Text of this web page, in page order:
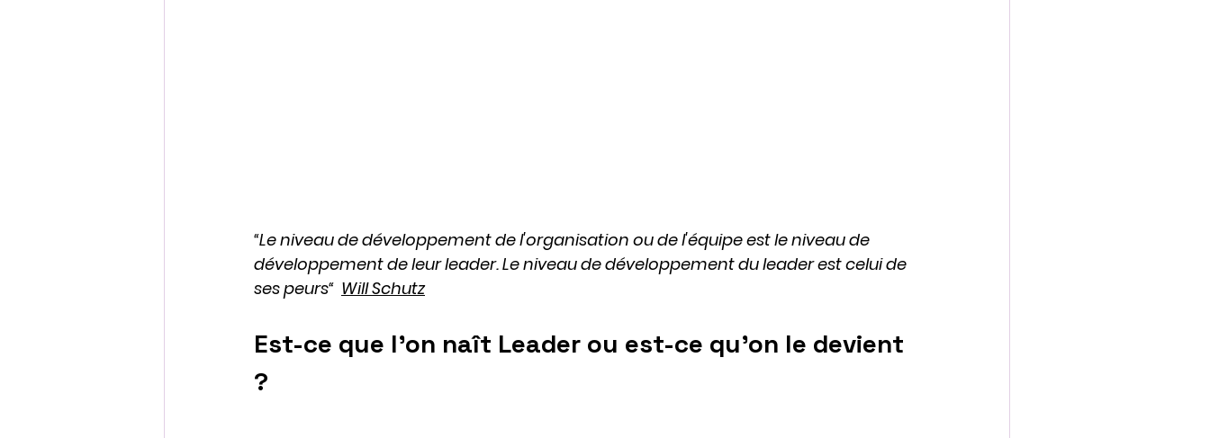
“Le niveau de développement de l'organisation ou de l'équipe est le niveau de
développement de leur leader. Le niveau de développement du leader est celui de
ses peurs“ Will Schutz
Est-ce que l'on naît Leader ou est-ce qu'on le devient
?